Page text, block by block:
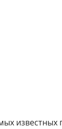
известных